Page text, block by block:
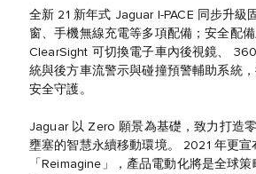
全新 21 新年式 Jaguar I-PACE 同步升級
窗、手機無線充電等多項配備；安全配
ClearSight 可切換電子車內後視鏡、
統與後方車流警示與碰撞預警輔助系統
安全守護。
Jaguar 以 Zero 願景為基礎，致力打造
壅塞的智慧永續移動環境。 2021 年更宣
「Reimagine」，產品電動化將是全球